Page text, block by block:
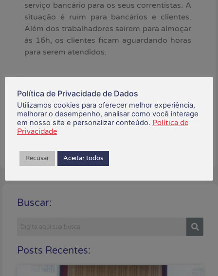
serviço bancário para os seus correntistas. A
situação é ruim para bancários e clientes.
Além dos trabalhadores saírem para almoçar
às 16h, os clientes ficam aguardando horas
para serem atendidos.
Está gostando do conteúdo?
Compartilhe!
Buscar:
Posts Recentes:
Política de Privacidade de Dados
Utilizamos cookies para oferecer melhor experiência,
melhorar o desempenho, analisar como você interage
em nosso site e personalizar conteúdo. Política de
Privacidade
Recusar Aceitar todos